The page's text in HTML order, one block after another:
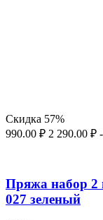
Скидка 57%
990.00 ₽ 2 290.00 ₽
Пряжа набор 2
027 зеленый